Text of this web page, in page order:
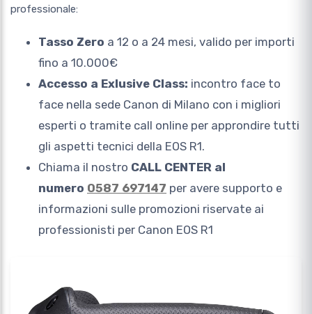
professionale:
Tasso Zero a 12 o a 24 mesi, valido per importi
fino a 10.000€
Accesso a Exlusive Class: incontro face to
face nella sede Canon di Milano con i migliori
esperti o tramite call online per approndire tutti
gli aspetti tecnici della EOS R1.
Chiama il nostro CALL CENTER al
numero 0587 697147 per avere supporto e
informazioni sulle promozioni riservate ai
professionisti per Canon EOS R1